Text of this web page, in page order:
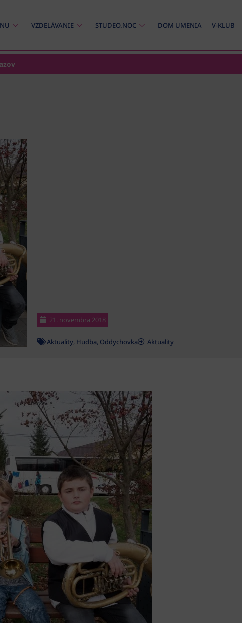
VZDELÁVANIE STUDEO.NOC DOM UMENIA V-KLUB
21. novembra 2018
Aktuality, Hudba, Oddychovka Aktuality